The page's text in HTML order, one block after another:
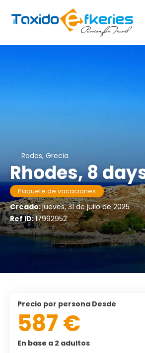
Rodas, Grecia
Rhodes, 8
Paquete de vacaciones
Creado:jueves, 31 de julio de 2025
Ref ID:17992952
precio por persona Desde
587 €
En base a 2 adultos